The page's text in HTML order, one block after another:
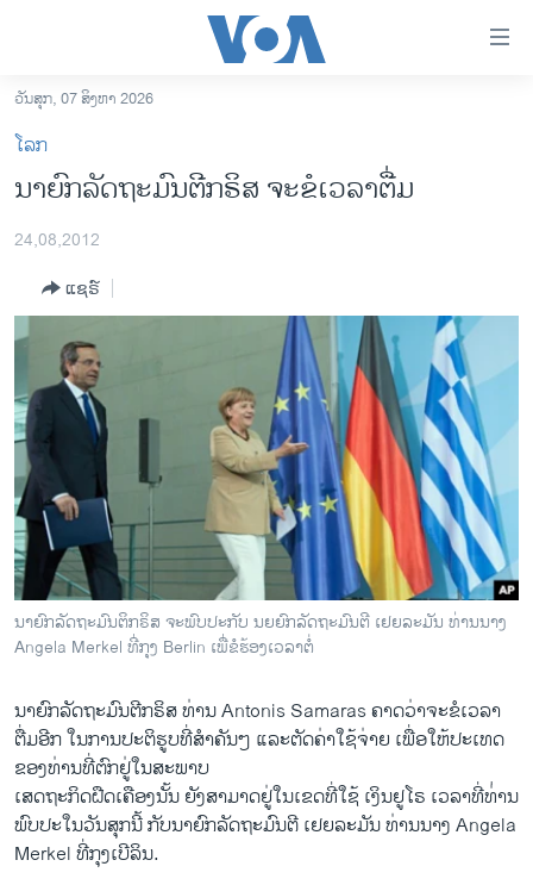
ເຂົ້າ
ຫາ
ຂ້າມ
ໄປ
ຊອກ
ຄົ້ນ
ການເລືອກຕັ້ງ ປະທານາທີບໍດີ ສະຫະລັດ 2024
ຂ່າວ​ຈີນ
ໂລກ
ເອເຊຍ
ອິດສະຫຼະພາບດ້ານການຂ່າວ
ຊີວິດຊາວລາວ
ຊຸມຊົນຊາວລາວ
ວິທະຍາສາດ-ເທັກໂນໂລຈີ
ທຸລະກິດ
ພາສາອັງກິດ
ສຽງ
ລາຍການກະຈາຍສຽງ
ລາຍງານ
ຕິດຕາມພວກເຮົາ ທີ່
ວັນສຸກ, 07 ສິງຫາ 2026
ໂລກ
ນາຍົກລັດຖະມົນຕີກຣິສ ຈະຂໍເວລາຕື່ມ
24,08,2012
ແຊຣ໌
ນາຍົກລັດຖະມົນຕິກຣິສ ຈະພົບປະກັບ ນຍຍົກລັດຖະມົນຕີ ເຢຍລະມັນ ທ່ານນາງ
Angela Merkel ທີ່ກຸງ Berlin ເພື່ຂໍຮ້ອງເວລາຕໍ່
ນາຍົກລັດຖະມົນ​ຕີກຣິສ ທ່ານ Antonis Samaras ຄາດ​ວ່າ​ຈະຂໍ​ເວລາ​
ຕື່ມ​ອີກ ​ໃນ​ການ​ປະຕິ​ຮູບທີ່​ສຳຄັນໆ ​ແລະຕັດຄ່າໃຊ້ຈ່າຍ​ ເພື່ອ​ໃຫ້​ປະ​ເທດ​
ຂອງທ່ານທີ່​ຕົກ​ຢູ່​ໃນສະພາບ
ເສດຖະກິດ​ຝືດ​ເຄືອງ​ນັ້ນ ​ຍັງ​ສາມາດ​ຢູ່​ໃນ​ເຂດ​ທີ່​ໃຊ້ ​ເງິນຢູ​ໂຣ ​ເວ​ລາ​ທີ່​ທ່່ານ​
ພົບ​ປະໃນ​ວັນ​ສຸກ​ນີ້ ກັບນາຍົກລັດຖະມົນ​ຕີ ​ເຢຍລະ​ມັນ ທ່ານ​ນາງ Angela
Merkel ທີ່​ກຸງ​ເບີ​ລິນ.